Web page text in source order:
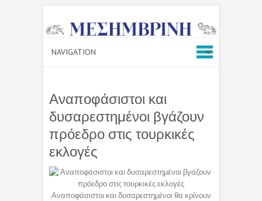
Αναποφάσιστοι και
δυσαρεστημένοι βγάζουν
πρόεδρο στις τουρκικές
εκλογές
Αναποφάσιστοι και δυσαρεστημένοι θα κρίνουν